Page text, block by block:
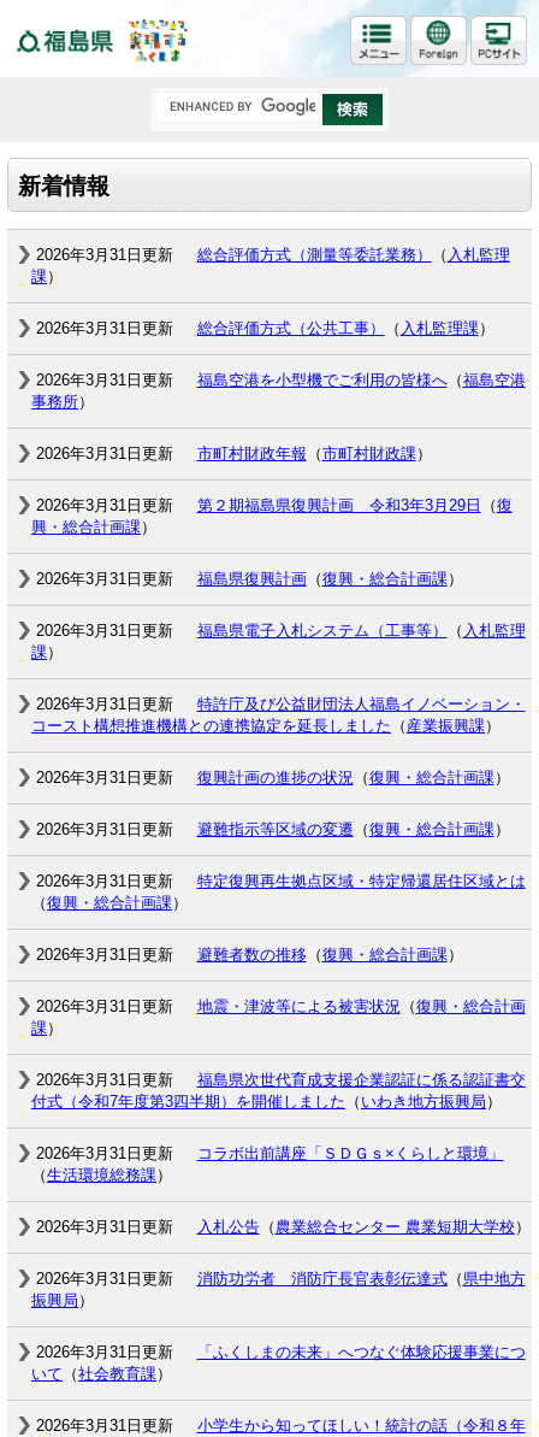
新着情報
2026年3月31日更新 総合評価方式（測量等委託業務） （ 入札監理
課）
2026年3月31日更新 総合評価方式（公共工事） （ 入札監理課）
2026年3月31日更新 福島空港を小型機でご利用の皆様へ（福島空港
事務所）
2026年3月31日更新 市町村財政年報 （市町村財政課）
2026年3月31日更新 第２期福島県復興計画 令和3年3月29日 （復
興・総合計画課）
2026年3月31日更新 福島県復興計画（復興・総合計画課）
2026年3月31日更新 福島県電子入札システム（工事等） （ 入札監理
課）
2026年3月31日更新
特許庁及び公益財団法人福島イノベーション・
コースト構想推進機構との連携協定を延長しました （ 産業振興課）
2026年3月31日更新 復興計画の進捗の状況（復興・総合計画課）
2026年3月31日更新 避難指示等区域の変遷 （復興・総合計画課）
2026年3月31日更新
特定復興再生拠点区域・特定帰還居住区域とは
（復興・総合計画課）
2026年3月31日更新 避難者数の推移（復興・総合計画課）
2026年3月31日更新 地震・津波等による被害状況（復興・総合計画
課）
2026年3月31日更新
福島県次世代育成支援企業認証に係る認証書交
付式（令和7年度第3四半期）を開催しました （ いわき地方振興局 ）
2026年3月31日更新
コラボ出前講座「ＳＤＧｓ×くらしと環境」
（生活環境総務課）
2026年3月31日更新 入札公告（ 農業総合センター 農業短期大学校 ）
2026年3月31日更新 消防功労者 消防庁長官表彰伝達式（ 県中地方
振興局 ）
2026年3月31日更新
「ふくしまの未来」へつなぐ体験応援事業につ
いて （社会教育課）
2026年3月31日更新
小学生から知ってほしい！統計の話（令和８年